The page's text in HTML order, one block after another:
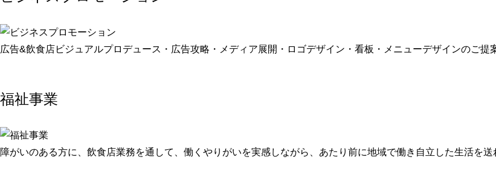
広告&飲食店ビジュアルプロデュース・広告攻略・メディア展開・ロゴデザイン・看板・メニューデザインのご提
福祉事業
障がいのある方に、飲食店業務を通して、働くやりがいを実感しながら、あたり前に地域で働き自立した生活を送